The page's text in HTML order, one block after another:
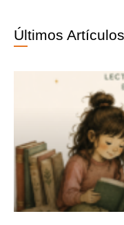
Últimos Artículos